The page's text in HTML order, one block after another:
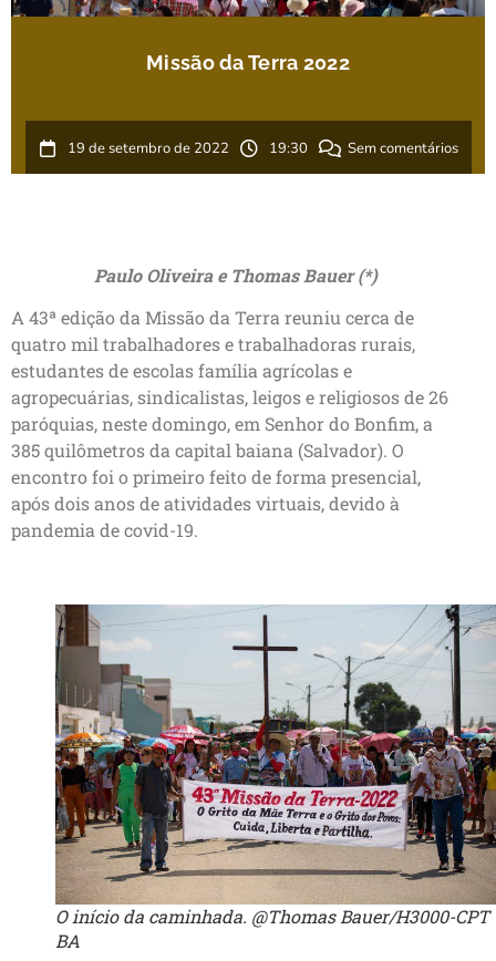
Missão da Terra 2022
19 de setembro de 2022 19:30 Sem comentários
Paulo Oliveira e Thomas Bauer (*)
A 43ª edição da Missão da Terra reuniu cerca de
quatro mil trabalhadores e trabalhadoras rurais,
estudantes de escolas família agrícolas e
agropecuárias, sindicalistas, leigos e religiosos de 26
paróquias, neste domingo, em Senhor do Bonfim, a
385 quilômetros da capital baiana (Salvador). O
encontro foi o primeiro feito de forma presencial,
após dois anos de atividades virtuais, devido à
pandemia de covid-19.
O início da caminhada. @Thomas Bauer/H3000-CPT
BA